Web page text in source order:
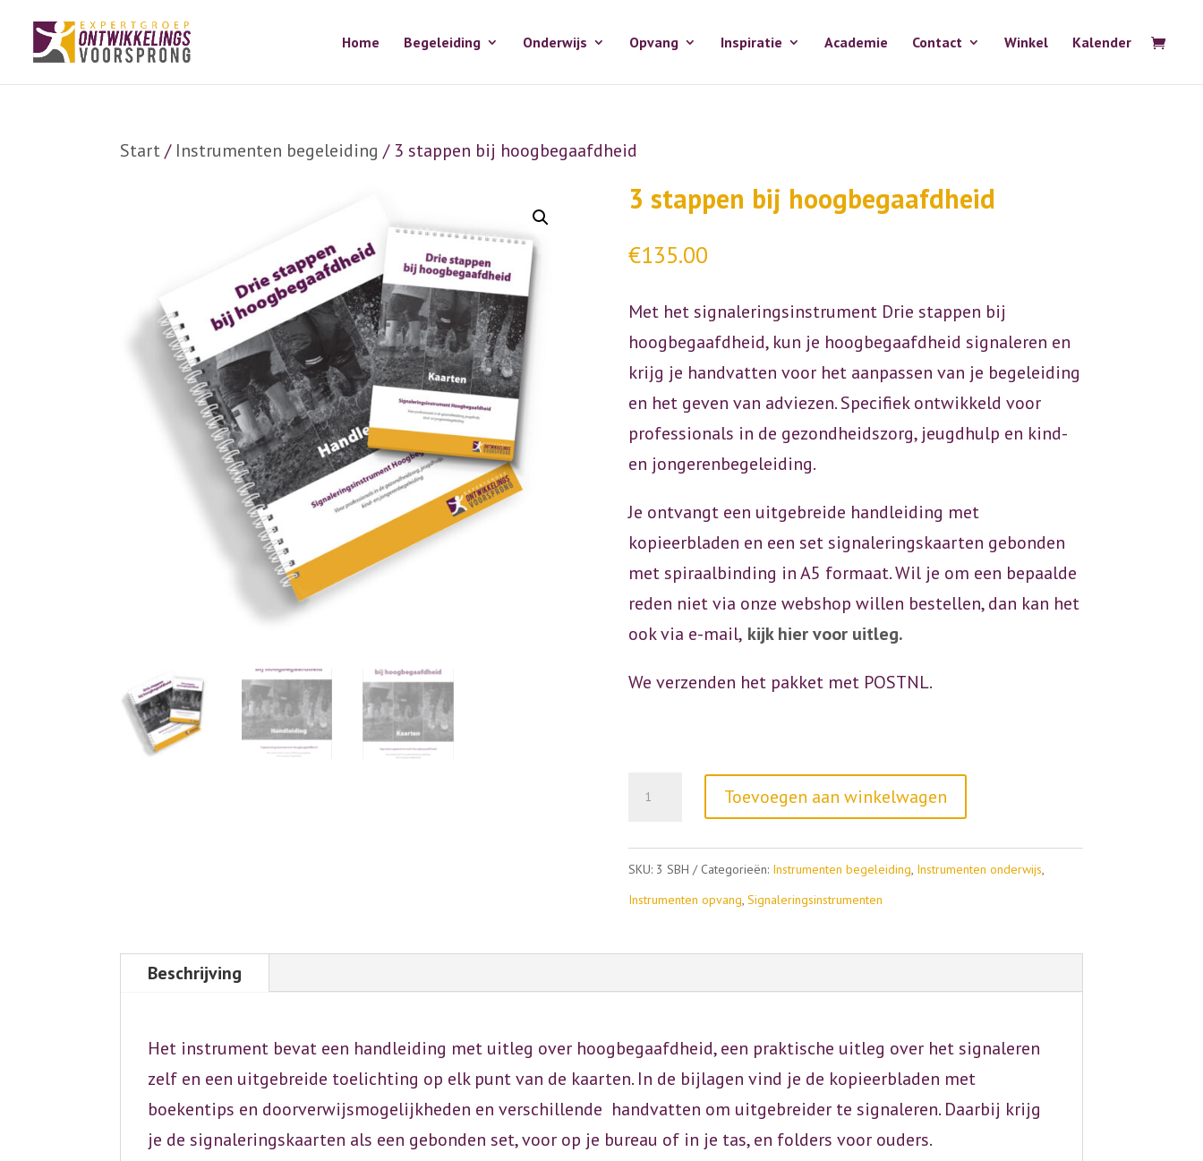
Home Begeleiding Onderwijs Opvang Inspiratie Academie Contact Winkel Kalender
Start/ Instrumenten begeleiding / 3 stappen bij hoogbegaafdheid
3 stappen bij hoogbegaafdheid
€135.00
Met het signaleringsinstrument Drie stappen bij
hoogbegaafdheid, kun je hoogbegaafdheid signaleren en
krijg je handvatten voor het aanpassen van je begeleiding
en het geven van adviezen. Specifiek ontwikkeld voor
professionals in de gezondheidszorg, jeugdhulp en kind-
en jongerenbegeleiding.
Je ontvangt een uitgebreide handleiding met
kopieerbladen en een set signaleringskaarten gebonden
met spiraalbinding in A5 formaat. Wil je om een bepaalde
reden niet via onze webshop willen bestellen, dan kan het
ook via e-mail, kijk hier voor uitleg.
We verzenden het pakket met POSTNL.
bij
hoogbegaafdheid
aantal
Toevoegen aan winkelwagen
l
t
e
v
e
:
SKU: 3 SBH Categorieën: Instrumenten begeleiding, Instrumenten onderwijs,
Instrumenten opvang, Signaleringsinstrumenten
Beschrijving
Het instrument bevat een handleiding met uitleg over hoogbegaafdheid, een praktische uitleg over het signaleren
zelf en een uitgebreide toelichting op elk punt van de kaarten. In de bijlagen vind je de kopieerbladen met
boekentips en doorverwijsmogelijkheden en verschillende handvatten om uitgebreider te signaleren. Daarbij krijg
je de signaleringskaarten als een gebonden set, voor op je bureau of in je tas, en folders voor ouders.